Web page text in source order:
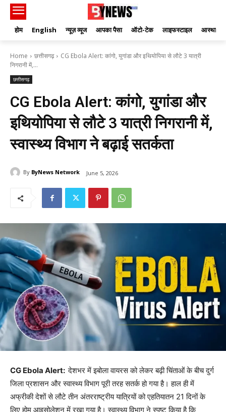
होम English न्यूज़ व्यूज आपका पैसा ऑटो-टेक लाइफस्टाइल आस्था
Home छत्तीसगढ़
CG Ebola Alert: कांगो, युगांडा और इथियोपिया से लौटे 3 यात्री
निगरानी में,...
छत्तीसगढ़
CG Ebola Alert: कांगो, युगांडा और
इथियोपिया से लौटे 3 यात्री निगरानी में,
स्वास्थ्य विभाग ने बढ़ाई सतर्कता
By ByNews Network June 5, 2026
CG Ebola Alert:देशभर में इबोला वायरस को लेकर बढ़ी चिंताओं के बीच दुर्ग
जिला प्रशासन और स्वास्थ्य विभाग पूरी तरह सतर्क हो गया है। हाल ही में
अफ्रीकी देशों से लौटे तीन अंतरराष्ट्रीय यात्रियों को एहतियातन 21 दिनों के
लिए होम आइसोलेशन में रखा गया है। स्वास्थ्य विभाग ने स्पष्ट किया है कि